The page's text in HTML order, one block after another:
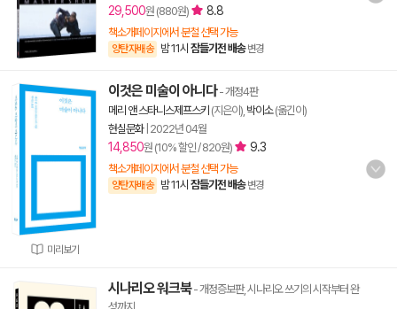
29,500원 (880원) 8.8
책소개페이지에서 분철 선택 가능
양탄자배송 밤 11시 잠들기전 배송 변경
미리보기
이것은 미술이 아니다- 개정4판
메리 앤 스타니스제프스키 (지은이), 박이소(옮긴이)
현실문화| 2022년 04월
14,850원 (10% 할인 / 820원) 9.3
책소개페이지에서 분철 선택 가능
양탄자배송 밤 11시 잠들기전 배송 변경
시나리오 워크북- 개정증보판, 시나리오 쓰기의 시작부터 완